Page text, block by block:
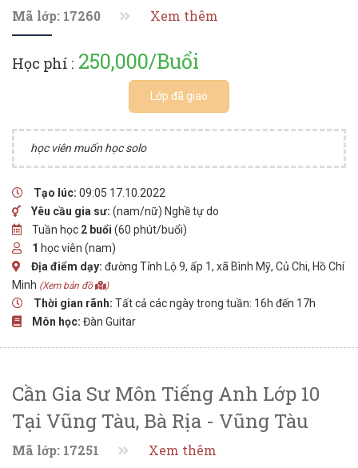
Mã lớp: 17260 Xem thêm
Học phí : 250,000/Buổi
Lớp đã giao
học viên muốn học solo
Tạo lúc: 09:05 17.10.2022
Yêu cầu gia sư: (nam/nữ) Nghề tự do
Tuần học 2 buổi (60 phút/buổi)
1 học viên (nam)
Địa điểm dạy: đường Tỉnh Lộ 9, ấp 1, xã Bình Mỹ, Củ Chi, Hồ Chí
Minh (Xem bản đồ )
Thời gian rãnh: Tất cả các ngày trong tuần: 16h đến 17h
Môn học: Đàn Guitar
Cần Gia Sư Môn Tiếng Anh Lớp 10
Tại Vũng Tàu, Bà Rịa - Vũng Tàu
Mã lớp: 17251 Xem thêm